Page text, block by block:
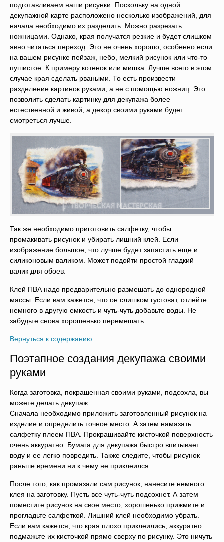
подготавливаем наши рисунки. Поскольку на одной
декупажной карте расположено несколько изображений, для
начала необходимо их разделить. Можно разрезать
ножницами. Однако, края получатся резкие и будет слишком
явно читаться переход. Это не очень хорошо, особенно если
на вашем рисунке пейзаж, небо, мелкий рисунок или что-то
пушистое. К примеру котенок или мишка. Лучше всего в этом
случае края сделать рваными. То есть произвести
разделение картинок руками, а не с помощью ножниц. Это
позволить сделать картинку для декупажа более
естественной и живой, а декор своими руками будет
смотреться лучше.
Так же необходимо приготовить салфетку, чтобы
промакивать рисунок и убирать лишний клей. Если
изображение большое, что лучше будет запастить еще и
силиконовым валиком. Может подойти простой гладкий
валик для обоев.
Клей ПВА надо предварительно размешать до однородной
массы. Если вам кажется, что он слишком густоват, отлейте
немного в другую емкость и чуть-чуть добавьте воды. Не
забудьте снова хорошенько перемешать.
Вернуться к содержанию
Поэтапное создания декупажа своими
руками
Когда заготовка, покрашенная своими руками, подсохла, вы
можете делать декупаж.
Сначала необходимо приложить заготовленный рисунок на
изделие и определить точное место. А затем намазать
салфетку плеем ПВА. Прокрашивайте кисточкой поверхность
очень аккуратно. Бумага для декупажа быстро впитывает
воду и ее легко повредить. Также следите, чтобы рисунок
раньше времени ни к чему не приклеился.
После того, как промазали сам рисунок, нанесите немного
клея на заготовку. Пусть все чуть-чуть подсохнет. А затем
поместите рисунок на свое место, хорошенько прижмите и
прогладьте салфеткой. Лишний клей необходимо убрать.
Если вам кажется, что края плохо приклеились, аккуратно
подмажьте их кисточкой прямо сверху по рисунку. Это ничуть